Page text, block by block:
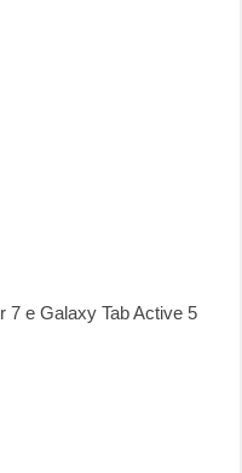
7 e Galaxy Tab Active 5